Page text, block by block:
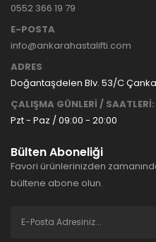
KİRALAMA
KARYOLASI
Yatak
Hasta
Yatağı
0552 366 19 79
E-POSTA
info@ankarahastalifti.com
ADRES
Doğantaşdelen Blv. 53/C
ÇALIŞMA GÜNLERİ / SAATLERİ:
Pzt - Paz / 09:00 - 20:00
Bülten Aboneliği
Favori ürünlerinizden
bültene abone olun.